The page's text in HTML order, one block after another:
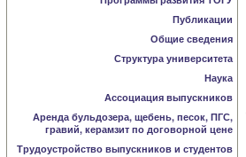
Публикации
Общие сведения
Структура университета
Наука
Ассоциация выпускников
Аренда бульдозера, щебень, песок, ПГС,
гравий, керамзит по договорной цене
Трудоустройство выпускников и студентов